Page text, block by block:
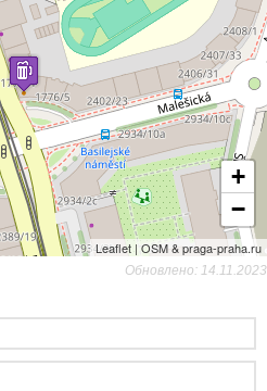
+
−
Leaflet | OSM & praga-praha.ru
Обновлено: 14.11.2023